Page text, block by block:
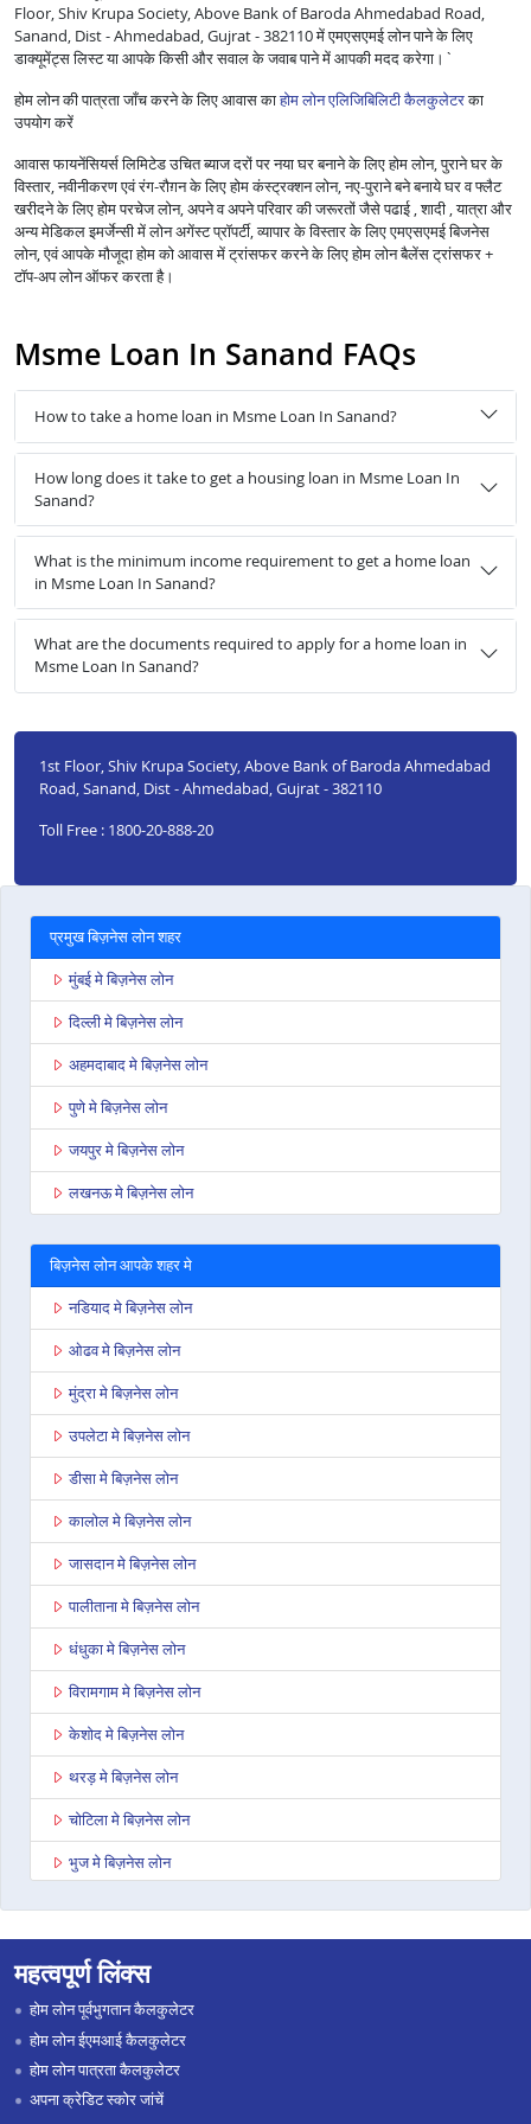
Floor, Shiv Krupa Society, Above Bank of Baroda Ahmedabad Road,
Sanand, Dist - Ahmedabad, Gujrat - 382110 में एमएसएमई लोन पाने के लिए
डाक्यूमेंट्स लिस्ट या आपके किसी और सवाल के जवाब पाने में आपकी मदद करेगा।`
होम लोन की पात्रता जाँच करने के लिए आवास काहोम लोन एलिजिबिलिटी कैलकुलेटरका
उपयोग करें
आवास फायनेंसियर्स लिमिटेड उचित ब्याज दरों पर नया घर बनाने के लिए होम लोन, पुराने घर के
विस्तार, नवीनीकरण एवं रंग-रौग़न के लिए होम कंस्ट्रक्शन लोन, नए-पुराने बने बनाये घर व फ्लैट
खरीदने के लिए होम परचेज लोन, अपने व अपने परिवार की जरूरतों जैसे पढाई , शादी , यात्रा और
अन्य मेडिकल इमर्जेन्सी में लोन अगेंस्ट प्रॉपर्टी, व्यापार के विस्तार के लिए एमएसएमई बिजनेस
लोन, एवं आपके मौजूदा होम को आवास में ट्रांसफर करने के लिए होम लोन बैलेंस ट्रांसफर +
टॉप-अप लोन ऑफर करता है।
Msme Loan In Sanand FAQs
How to take a home loan in Msme Loan In Sanand?
How long does it take to get a housing loan in Msme Loan In
Sanand?
What is the minimum income requirement to get a home loan
in Msme Loan In Sanand?
What are the documents required to apply for a home loan in
Msme Loan In Sanand?
1st Floor, Shiv Krupa Society, Above Bank of Baroda Ahmedabad
Road, Sanand, Dist - Ahmedabad, Gujrat - 382110
Toll Free : 1800-20-888-20
प्रमुख बिज़नेस लोन शहर
मुंबई मे बिज़नेस लोन
दिल्ली मे बिज़नेस लोन
अहमदाबाद मे बिज़नेस लोन
पुणे मे बिज़नेस लोन
जयपुर मे बिज़नेस लोन
लखनऊ मे बिज़नेस लोन
बिज़नेस लोन आपके शहर मे
नडियाद मे बिज़नेस लोन
ओढव मे बिज़नेस लोन
मुंद्रा मे बिज़नेस लोन
उपलेटा मे बिज़नेस लोन
डीसा मे बिज़नेस लोन
कालोल मे बिज़नेस लोन
जासदान मे बिज़नेस लोन
पालीताना मे बिज़नेस लोन
धंधुका मे बिज़नेस लोन
विरामगाम मे बिज़नेस लोन
केशोद मे बिज़नेस लोन
थरड़ मे बिज़नेस लोन
चोटिला मे बिज़नेस लोन
भुज मे बिज़नेस लोन
बारडोली मे बिज़नेस लोन
दाहोद मे बिज़नेस लोन
दाहोद मे बिज़नेस लोन
महत्वपूर्ण लिंक्स
होम लोन पूर्वभुगतान कैलकुलेटर
होम लोन ईएमआई कैलकुलेटर
होम लोन पात्रता कैलकुलेटर
अपना क्रेडिट स्कोर जांचें